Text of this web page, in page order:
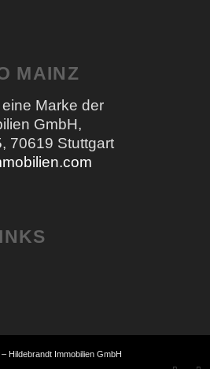
MAINZ
Marke der
GmbH,
70619 Stuttgart
Hildebrandt Immobilien GmbH